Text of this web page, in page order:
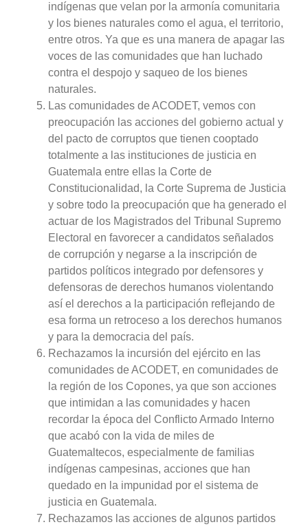
indígenas que velan por la armonía comunitaria
y los bienes naturales como el agua, el territorio,
entre otros. Ya que es una manera de apagar las
voces de las comunidades que han luchado
contra el despojo y saqueo de los bienes
naturales.
Las comunidades de ACODET, vemos con
preocupación las acciones del gobierno actual y
del pacto de corruptos que tienen cooptado
totalmente a las instituciones de justicia en
Guatemala entre ellas la Corte de
Constitucionalidad, la Corte Suprema de Justicia
y sobre todo la preocupación que ha generado el
actuar de los Magistrados del Tribunal Supremo
Electoral en favorecer a candidatos señalados
de corrupción y negarse a la inscripción de
partidos políticos integrado por defensores y
defensoras de derechos humanos violentando
así el derechos a la participación reflejando de
esa forma un retroceso a los derechos humanos
y para la democracia del país.
Rechazamos la incursión del ejército en las
comunidades de ACODET, en comunidades de
la región de los Copones, ya que son acciones
que intimidan a las comunidades y hacen
recordar la época del Conflicto Armado Interno
que acabó con la vida de miles de
Guatemaltecos, especialmente de familias
indígenas campesinas, acciones que han
quedado en la impunidad por el sistema de
justicia en Guatemala.
Rechazamos las acciones de algunos partidos